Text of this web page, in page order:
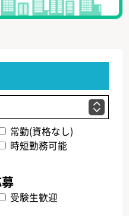
常勤(資格なし)
時短勤務可能
受験生歓迎